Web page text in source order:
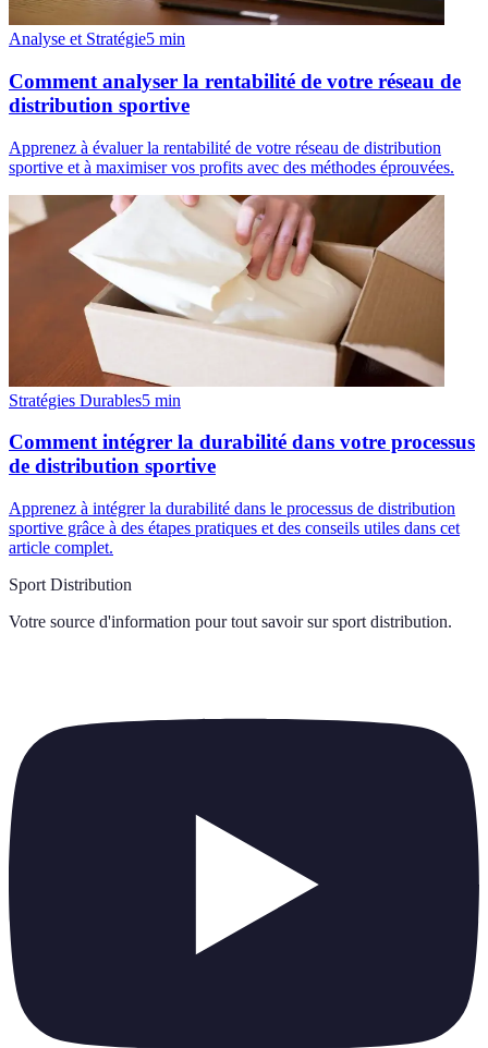
Analyse et Stratégie5 min
Comment analyser la rentabilité de votre réseau de
distribution sportive
Apprenez à évaluer la rentabilité de votre réseau de distribution
sportive et à maximiser vos profits avec des méthodes éprouvées.
Stratégies Durables5 min
Comment intégrer la durabilité dans votre processus
de distribution sportive
Apprenez à intégrer la durabilité dans le processus de distribution
sportive grâce à des étapes pratiques et des conseils utiles dans cet
article complet.
Sport Distribution
Votre source d'information pour tout savoir sur sport distribution.